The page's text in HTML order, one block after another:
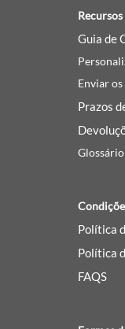
Recursos
Guia de
Enviar
Prazos
Política
Política
FAQS